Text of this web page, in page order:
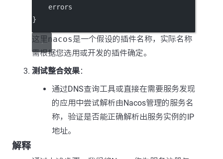
    errors
}
这里 nacos是一个假设的插件名称，实际名称
需根据您选用或开发的插件确定。
测试整合效果：
通过DNS查询工具或直接在需要服务发现
的应用中尝试解析由Nacos管理的服务名
称，验证是否能正确解析出服务实例的IP
地址。
解释